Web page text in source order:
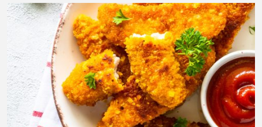
Prezzi Rossetto
Punti vendita
Il gruppo
Ricette